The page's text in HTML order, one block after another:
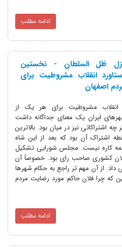
ادامه مطلب
ظل السلطان - نخستین
انقلاب مشروطیت برای
اصفهان
مشروطیت برای هر یک از
ایران یک معنای جداگانه داشت
چه اشتراکاتی نیز در میان بود. بالاترین
اشتراک آن بود که بعد از این شاه
کاره نیست. مجلس شورایی تشکیل
کشوری صاحب رای بود. خصوصاً آن
از آن مهم تر راجع به حکام شهرها
چرا فلان حاکم مورد رضایت مردم
ادامه مطلب